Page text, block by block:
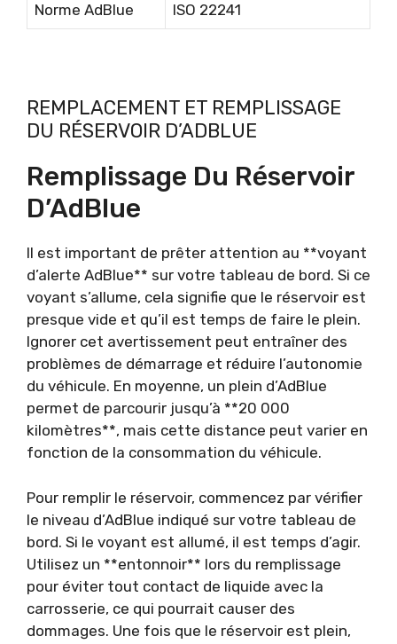
Norme AdBlue ISO 22241
REMPLACEMENT ET REMPLISSAGE
DU RÉSERVOIR D’ADBLUE
Remplissage Du Réservoir
D’AdBlue
Il est important de prêter attention au **voyant
d’alerte AdBlue** sur votre tableau de bord. Si ce
voyant s’allume, cela signifie que le réservoir est
presque vide et qu’il est temps de faire le plein.
Ignorer cet avertissement peut entraîner des
problèmes de démarrage et réduire l’autonomie
du véhicule. En moyenne, un plein d’AdBlue
permet de parcourir jusqu’à **20 000
kilomètres**, mais cette distance peut varier en
fonction de la consommation du véhicule.
Pour remplir le réservoir, commencez par vérifier
le niveau d’AdBlue indiqué sur votre tableau de
bord. Si le voyant est allumé, il est temps d’agir.
Utilisez un **entonnoir** lors du remplissage
pour éviter tout contact de liquide avec la
carrosserie, ce qui pourrait causer des
dommages. Une fois que le réservoir est plein,